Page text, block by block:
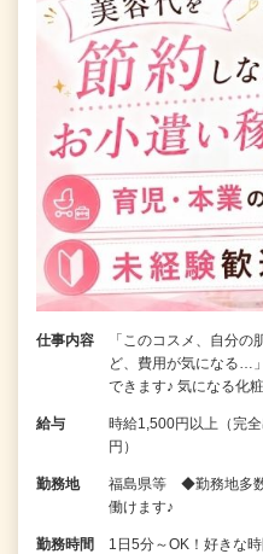
仕事内容
「このコスメ、自分
ど、費用が気になる…
できます♪ 気になる化
給与
時給1,500円以上（完
円）
勤務地
福島県等 ◆勤務地多数
働けます♪
勤務時間
1日5分～OK！好きな